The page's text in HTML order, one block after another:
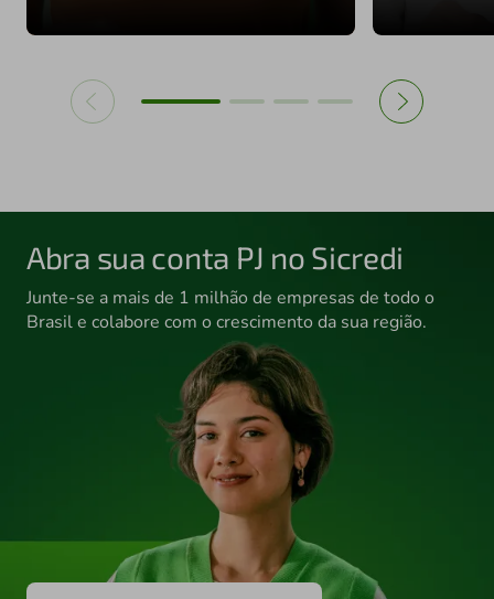
Abra sua conta PJ no Sicredi
Junte-se a mais de 1 milhão de empresas de todo o
Brasil e colabore com o crescimento da sua região.